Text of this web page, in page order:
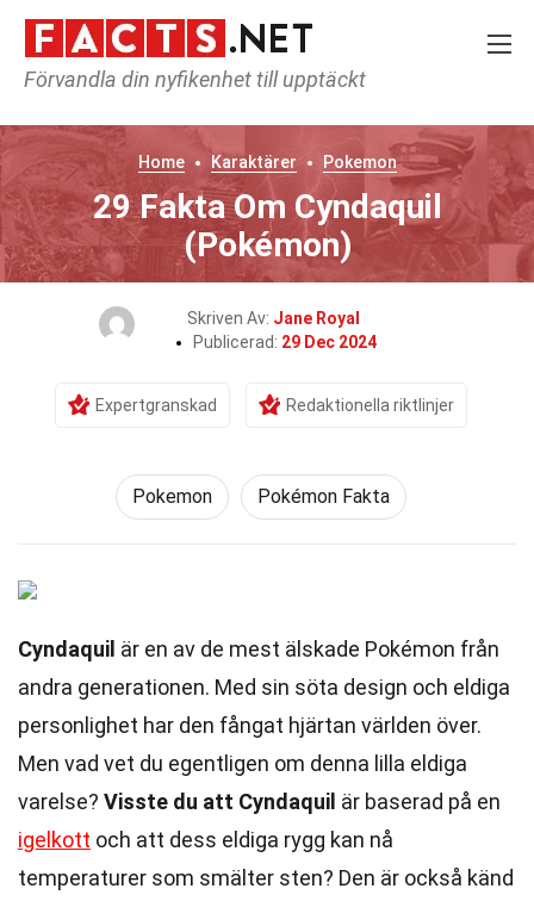
Förvandla din nyfikenhet till upptäckt
Home Karaktärer Pokemon
29 Fakta Om Cyndaquil
(Pokémon)
Skriven Av: Jane Royal
Publicerad: 29 Dec 2024
Expertgranskad Redaktionella riktlinjer
Pokemon Pokémon Fakta
Cyndaquil är en av de mest älskade Pokémon från
andra generationen. Med sin söta design och eldiga
personlighet har den fångat hjärtan världen över.
Men vad vet du egentligen om denna lilla eldiga
varelse? Visste du att Cyndaquil är baserad på en
igelkott och att dess eldiga rygg kan nå
temperaturer som smälter sten? Den är också känd